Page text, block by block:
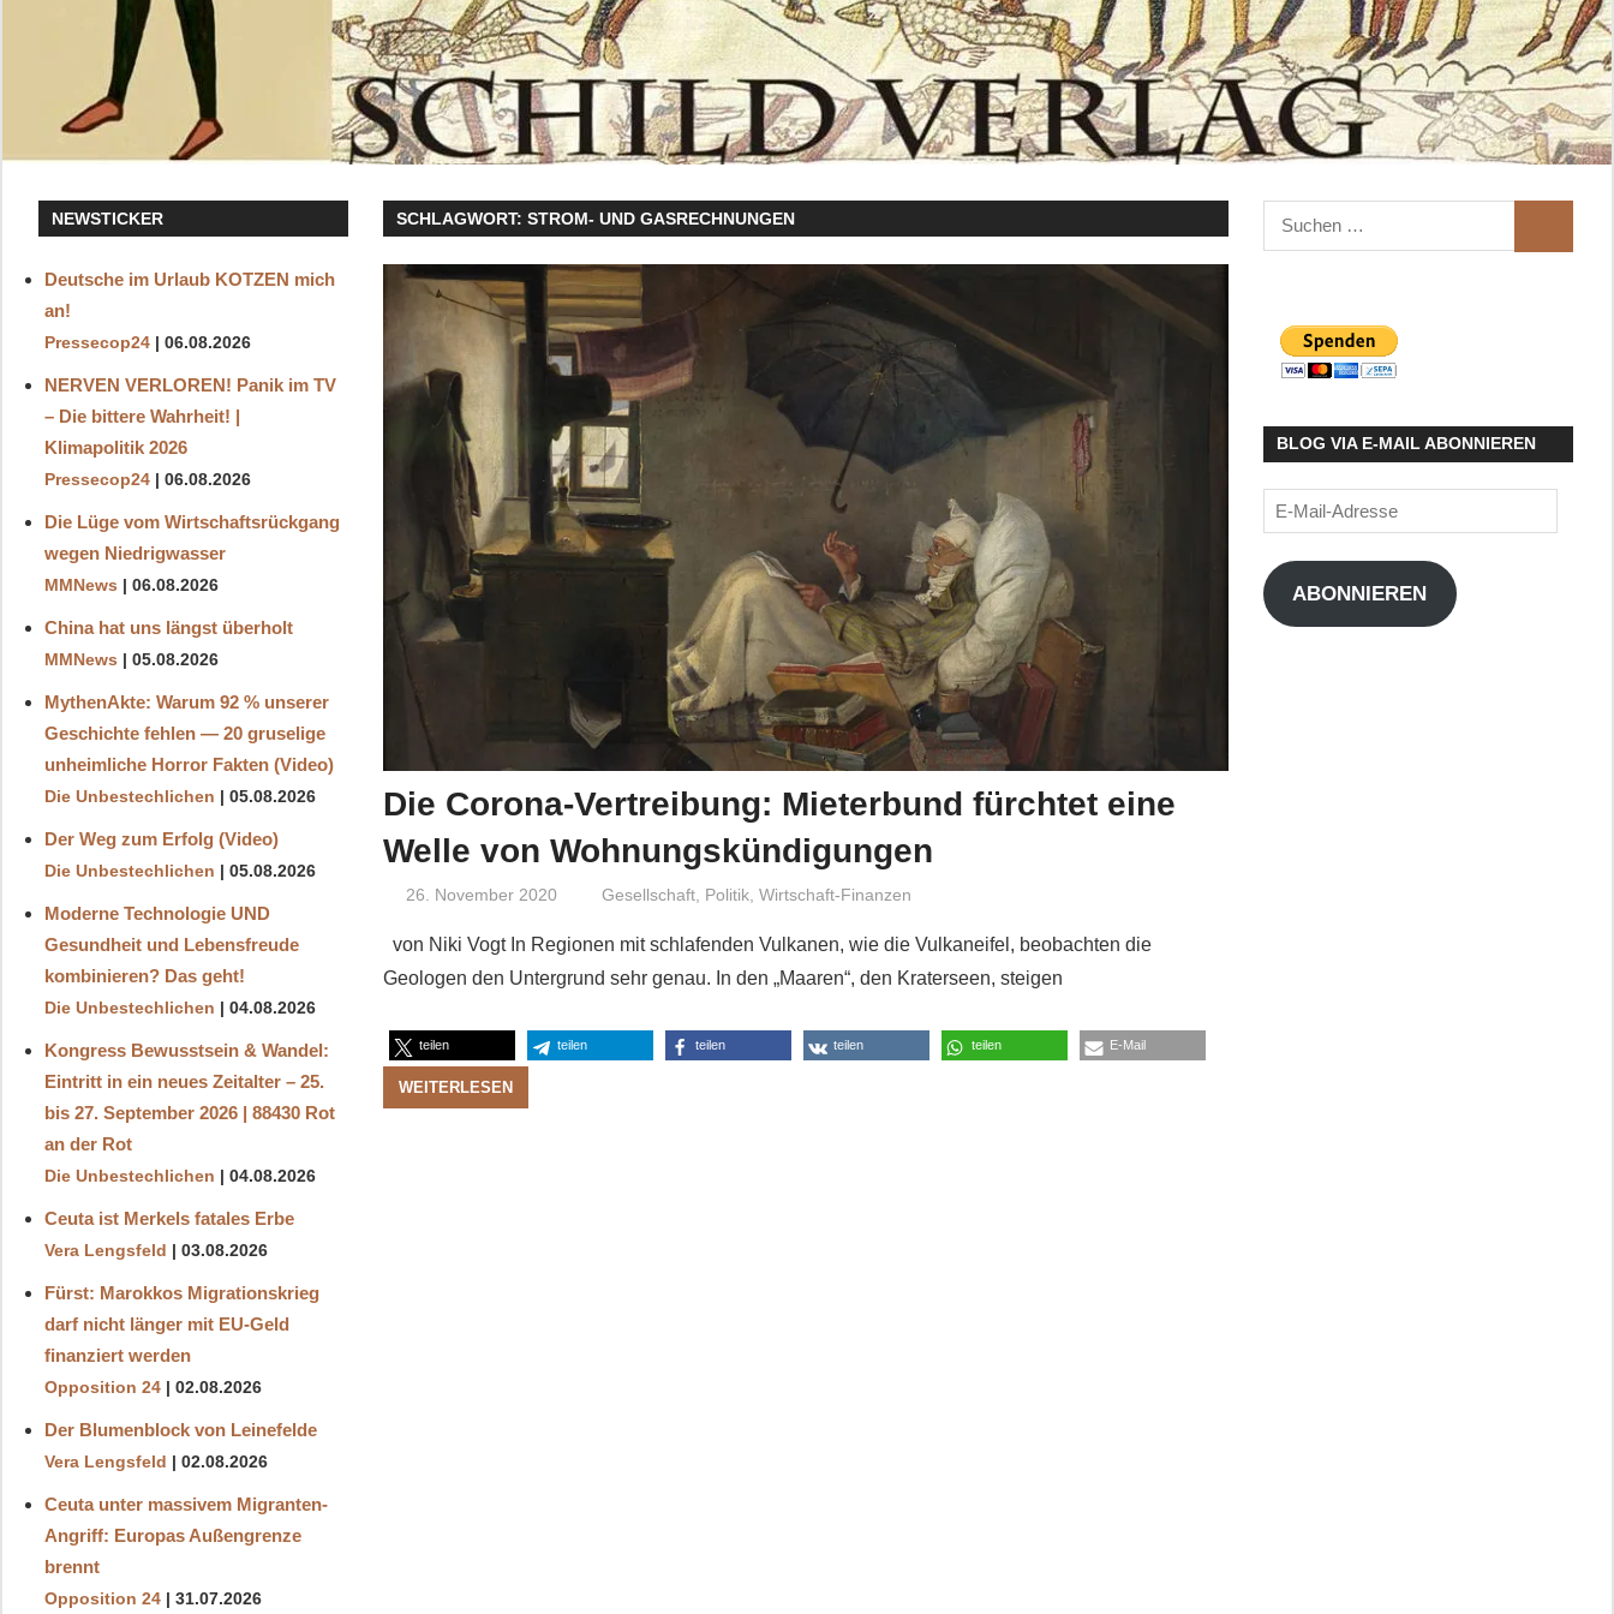
SCHLAGWORT:STROM- UND GASRECHNUNGEN
Die Corona-Vertreibung: Mieterbund fürchtet eine
Welle von Wohnungskündigungen
26. November 2020 Niki Vogt
Gesellschaft, Politik, Wirtschaft-Finanzen
von Niki Vogt In Regionen mit schlafenden Vulkanen, wie die Vulkaneifel, beobachten die
Geologen den Untergrund sehr genau. In den „Maaren“, den Kraterseen, steigen
teilen teilen teilen teilen teilen E-Mail
WEITERLESEN
NEWSTICKER
Deutsche im Urlaub KOTZEN mich
an!
Pressecop24 06.08.2026
NERVEN VERLOREN! Panik im TV
– Die bittere Wahrheit! |
Klimapolitik 2026
Pressecop24 06.08.2026
Die Lüge vom Wirtschaftsrückgang
wegen Niedrigwasser
MMNews 06.08.2026
China hat uns längst überholt
MMNews 05.08.2026
MythenAkte: Warum 92 % unserer
Geschichte fehlen — 20 gruselige
unheimliche Horror Fakten (Video)
Die Unbestechlichen 05.08.2026
Der Weg zum Erfolg (Video)
Die Unbestechlichen 05.08.2026
Moderne Technologie UND
Gesundheit und Lebensfreude
kombinieren? Das geht!
Die Unbestechlichen 04.08.2026
Kongress Bewusstsein & Wandel:
Eintritt in ein neues Zeitalter – 25.
bis 27. September 2026 | 88430 Rot
an der Rot
Die Unbestechlichen 04.08.2026
Ceuta ist Merkels fatales Erbe
Vera Lengsfeld 03.08.2026
Fürst: Marokkos Migrationskrieg
darf nicht länger mit EU-Geld
finanziert werden
Opposition 24 02.08.2026
Der Blumenblock von Leinefelde
Vera Lengsfeld 02.08.2026
Ceuta unter massivem Migranten-
Angriff: Europas Außengrenze
brennt
Opposition 24 31.07.2026
Suchen
nach:
BLOG VIA E-MAIL ABONNIEREN
E-
Mail-
Adresse
ABONNIEREN